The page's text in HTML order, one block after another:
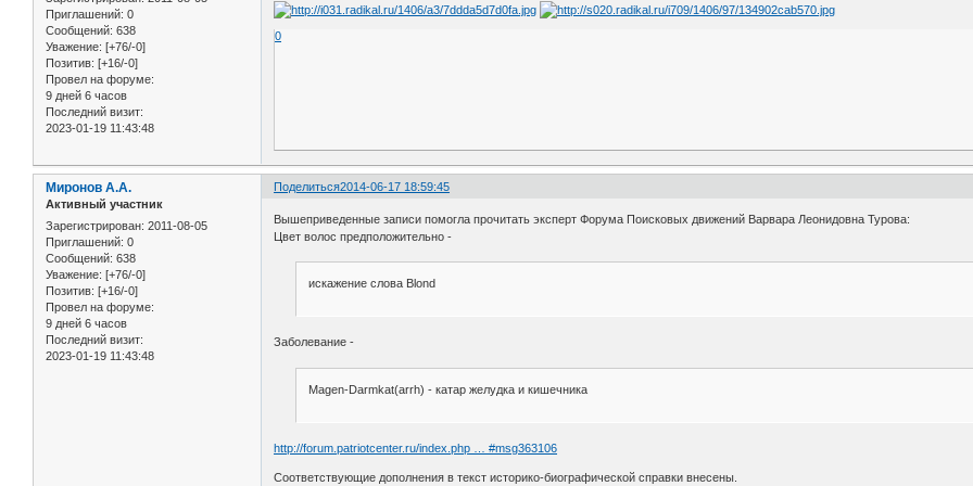
Приглашений: 0
Сообщений: 638
Уважение: [+76/-0]
Позитив: [+16/-0]
Провел на форуме:
9 дней 6 часов
Последний визит:
2023-01-19 11:43:48
0
Поделиться2014-06-17 18:59:45
Миронов А.А.
Активный участник
Зарегистрирован: 2011-08-05
Приглашений: 0
Сообщений: 638
Уважение: [+76/-0]
Позитив: [+16/-0]
Провел на форуме:
9 дней 6 часов
Последний визит:
2023-01-19 11:43:48
Вышеприведенные записи помогла прочитать эксперт Форума Поисковых движений Варвара Леонидовна Турова:
Цвет волос предположительно -
искажение слова Blond
Заболевание -
Magen-Darmkat(arrh) - катар желудка и кишечника
http://forum.patriotcenter.ru/index.php … #msg363106
Соответствующие дополнения в текст историко-биографической справки внесены.